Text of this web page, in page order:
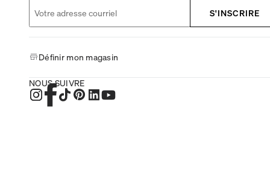
S'INSCRIRE
Définir mon magasin
NOUS SUIVRE